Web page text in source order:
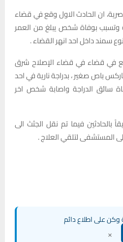
ان الحادث الاول وقع في قضاء
وتسبب بوفاة شخص يبلغ من العمر
في قضاء في قضاء الإصلاح شرق
باص صغير ، بدراجة نارية في احد
سائق الدراجة واصابة شخص اخر
بالحادثين فيما تم نقل الجثث الى
المستشفى لتلقي العلاج .
وكن على اطلاع دائم
×